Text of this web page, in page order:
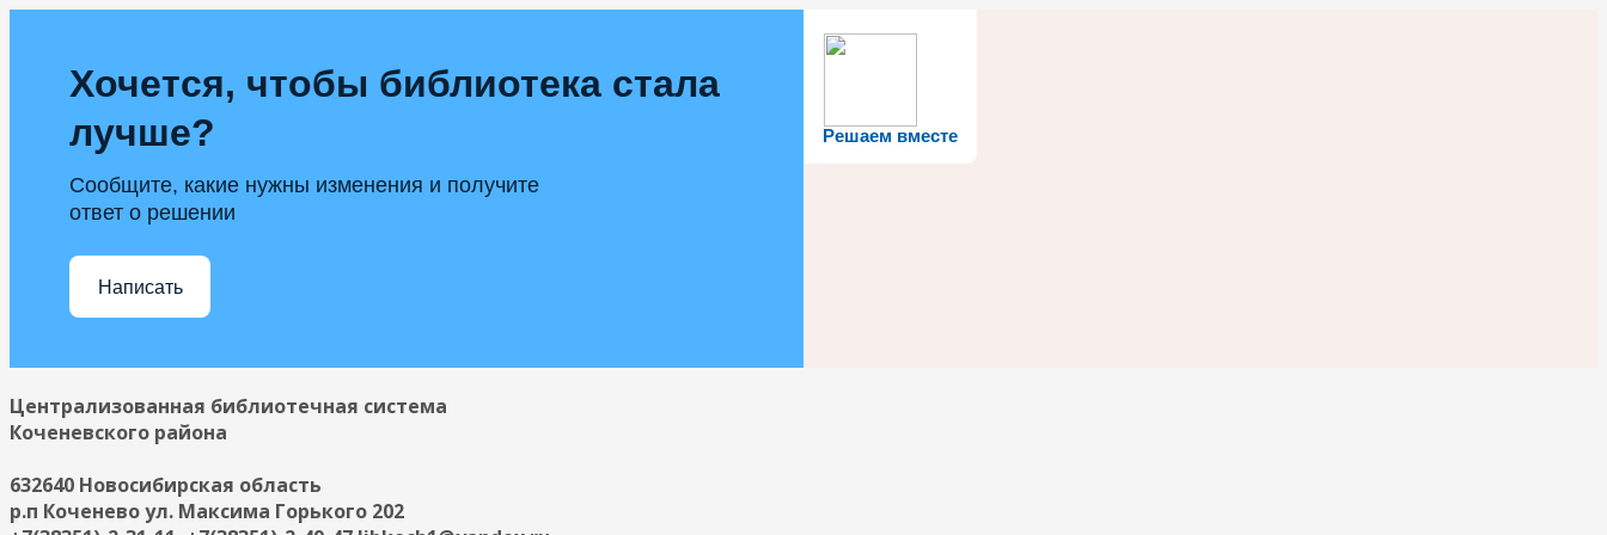
Решаем вместе
Хочется, чтобы библиотека стала
лучше?
Сообщите, какие нужны изменения и получите
ответ о решении
Написать
Централизованная библиотечная система
Коченевского района
632640 Новосибирская область
р.п Коченево ул. Максима Горького 202